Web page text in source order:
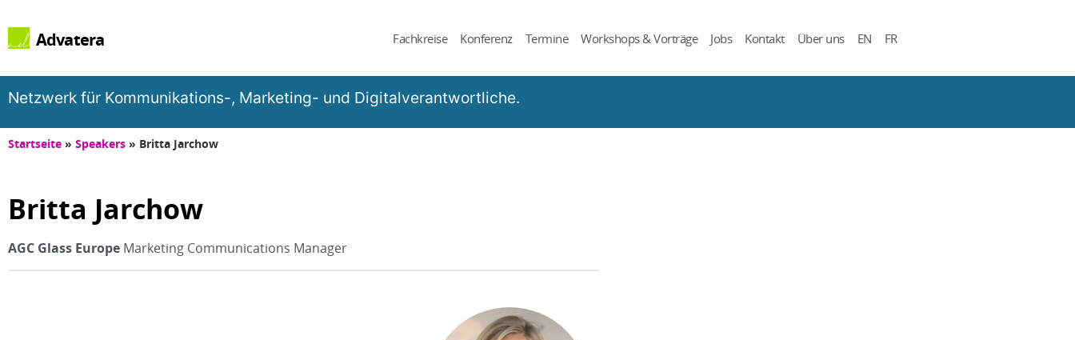
Advatera Fachkreise Konferenz Termine Workshops & Vorträge Jobs Kontakt Über uns EN FR
Netzwerk für Kommunikations-, Marketing- und Digitalverantwortliche.
Startseite » Speakers » Britta Jarchow
Britta Jarchow
AGC Glass Europe Marketing Communications Manager